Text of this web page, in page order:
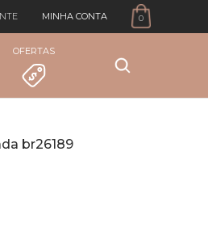
MINHA CONTA 0
OFERTAS
br26189